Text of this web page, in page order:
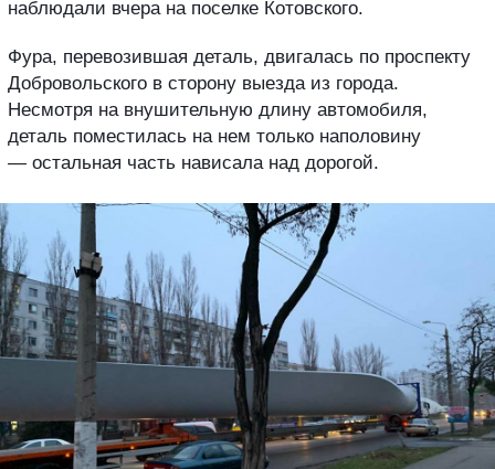
наблюдали вчера на поселке Котовского.
Фура, перевозившая деталь, двигалась по проспекту
Добровольского в сторону выезда из города.
Несмотря на внушительную длину автомобиля,
деталь поместилась на нем только наполовину
— остальная часть нависала над дорогой.